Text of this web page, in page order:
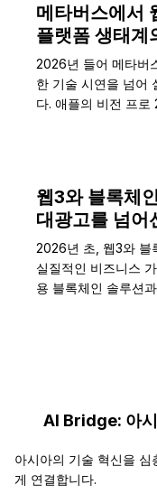
메타버스에서
플랫폼 생태계
2026년 들어 메타버
한 기술 시연을 넘어
다. 애플의 비전 프로
웹3와 블록체
대광고를 넘어
2026년 초, 웹3와 블
실질적인 비즈니스
용 블록체인 솔루션
AI Bridge: 아
아시아의 기술 혁신을
게 연결합니다.